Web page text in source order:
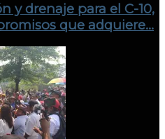
y drenaje para el C-10,
que adquiere…